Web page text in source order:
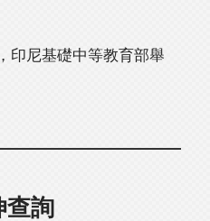
印尼基礎中等教育部舉
查詢